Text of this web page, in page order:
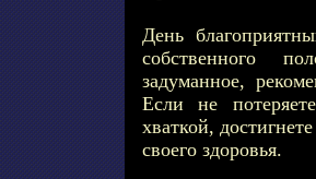
День
собственного
задуманное,
Если не
хваткой,
своего здоровья.